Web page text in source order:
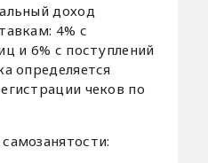
доход
4% с
и 6% с поступлений
определяется
чеков по